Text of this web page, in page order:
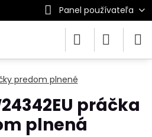
Panel používateľa
predom plnené
práčka
plnená